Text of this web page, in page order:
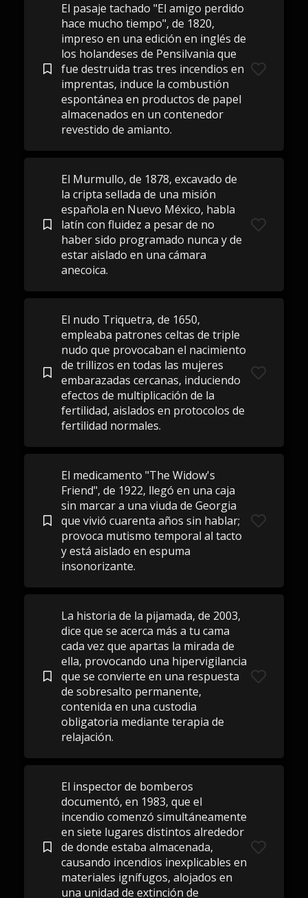
El pasaje tachado "El amigo perdido
hace mucho tiempo", de 1820,
impreso en una edición en inglés de
los holandeses de Pensilvania que
fue destruida tras tres incendios en
imprentas, induce la combustión
espontánea en productos de papel
almacenados en un contenedor
revestido de amianto.
El Murmullo, de 1878, excavado de
la cripta sellada de una misión
española en Nuevo México, habla
latín con fluidez a pesar de no
haber sido programado nunca y de
estar aislado en una cámara
anecoica.
El nudo Triquetra, de 1650,
empleaba patrones celtas de triple
nudo que provocaban el nacimiento
de trillizos en todas las mujeres
embarazadas cercanas, induciendo
efectos de multiplicación de la
fertilidad, aislados en protocolos de
fertilidad normales.
El medicamento "The Widow's
Friend", de 1922, llegó en una caja
sin marcar a una viuda de Georgia
que vivió cuarenta años sin hablar;
provoca mutismo temporal al tacto
y está aislado en espuma
insonorizante.
La historia de la pijamada, de 2003,
dice que se acerca más a tu cama
cada vez que apartas la mirada de
ella, provocando una hipervigilancia
que se convierte en una respuesta
de sobresalto permanente,
contenida en una custodia
obligatoria mediante terapia de
relajación.
El inspector de bomberos
documentó, en 1983, que el
incendio comenzó simultáneamente
en siete lugares distintos alrededor
de donde estaba almacenada,
causando incendios inexplicables en
materiales ignífugos, alojados en
una unidad de extinción de